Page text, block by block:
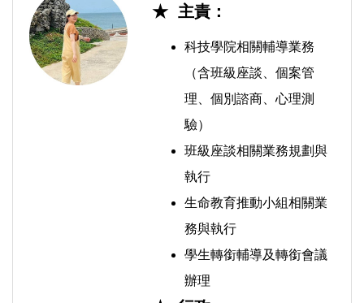
★ 主責：
科技學院相關輔導業務
（含班級座談、個案管
理、個別諮商、心理測
驗）
班級座談相關業務規劃與
執行
生命教育推動小組相關業
務與執行
學生轉銜輔導及轉銜會議
辦理